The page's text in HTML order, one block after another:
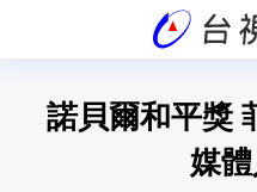
諾貝爾和平獎
媒